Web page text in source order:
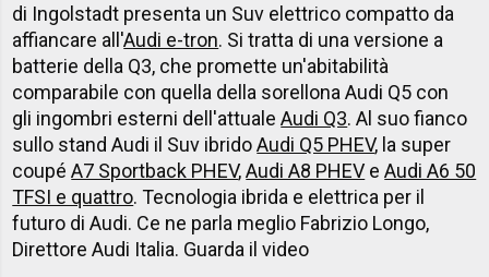
di Ingolstadt presenta un Suv elettrico compatto da
affiancare all'Audi e-tron. Si tratta di una versione a
batterie della Q3, che promette un'abitabilità
comparabile con quella della sorellona Audi Q5 con
gli ingombri esterni dell'attualeAudi Q3. Al suo fianco
sullo stand Audi il Suv ibridoAudi Q5 PHEV, la super
coupéA7 Sportback PHEV,Audi A8 PHEV eAudi A6 50
TFSI e quattro. Tecnologia ibrida e elettrica per il
futuro di Audi. Ce ne parla meglio Fabrizio Longo,
Direttore Audi Italia. Guarda il video